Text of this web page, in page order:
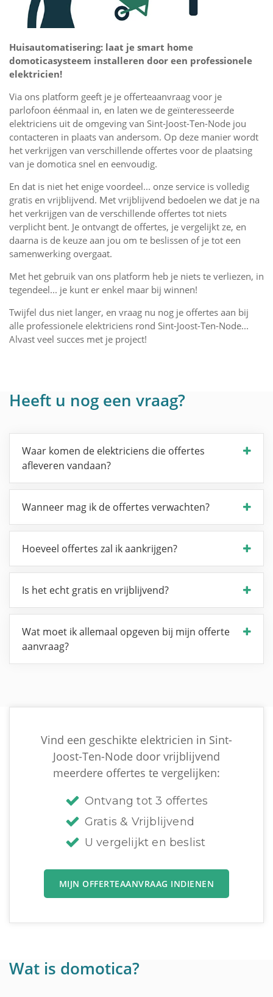
Huisautomatisering: laat je smart home
domoticasysteem installeren door een professionele
elektricien!
Via ons platform geeft je je offerteaanvraag voor je
parlofoon éénmaal in, en laten we de geïnteresseerde
elektriciens uit de omgeving van Sint-Joost-Ten-Node jou
contacteren in plaats van andersom. Op deze manier wordt
het verkrijgen van verschillende offertes voor de plaatsing
van je domotica snel en eenvoudig.
En dat is niet het enige voordeel... onze service is volledig
gratis en vrijblijvend. Met vrijblijvend bedoelen we dat je na
het verkrijgen van de verschillende offertes tot niets
verplicht bent. Je ontvangt de offertes, je vergelijkt ze, en
daarna is de keuze aan jou om te beslissen of je tot een
samenwerking overgaat.
Met het gebruik van ons platform heb je niets te verliezen, in
tegendeel... je kunt er enkel maar bij winnen!
Twijfel dus niet langer, en vraag nu nog je offertes aan bij
alle professionele elektriciens rond Sint-Joost-Ten-Node...
Alvast veel succes met je project!
Heeft u nog een vraag?
Waar komen de elektriciens die offertes
afleveren vandaan?
Wanneer mag ik de offertes verwachten?
Hoeveel offertes zal ik aankrijgen?
Is het echt gratis en vrijblijvend?
Wat moet ik allemaal opgeven bij mijn offerte
aanvraag?
Vind een geschikte elektricien in Sint-
Joost-Ten-Node door vrijblijvend
meerdere offertes te vergelijken:
Ontvang tot 3 offertes
Gratis & Vrijblijvend
U vergelijkt en beslist
MIJN OFFERTEAANVRAAG INDIENEN
Wat is domotica?